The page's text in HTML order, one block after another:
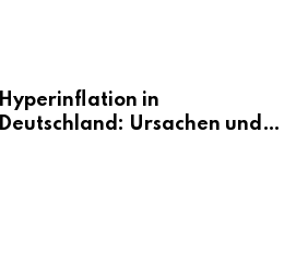
Hyperinflation in
Deutschland: Ursachen und